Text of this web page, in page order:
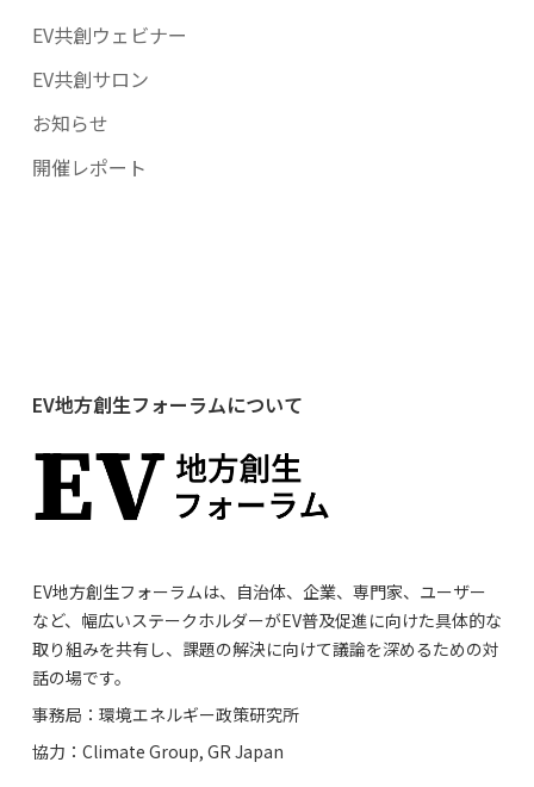
EV共創ウェビナー
EV共創サロン
お知らせ
開催レポート
EV地方創生フォーラムについて
EV地方創生フォーラムは、自治体、企業、専門家、ユーザー
など、幅広いステークホルダーがEV普及促進に向けた具体的な
取り組みを共有し、課題の解決に向けて議論を深めるための対
話の場です。
事務局：環境エネルギー政策研究所
協力：Climate Group, GR Japan